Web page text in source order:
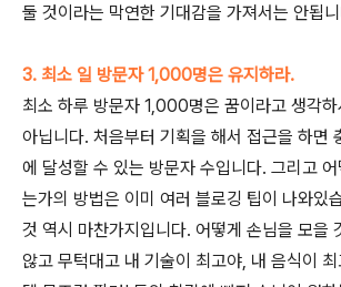
둘 것이라는 막연한 기대감을 가져서는 안됩
3. 최소 일 방문자 1,000명은 유지하라.
최소 하루 방문자 1,000명은 꿈이라고 생각
아닙니다. 처음부터 기획을 해서 접근을 하면
에 달성할 수 있는 방문자 수입니다. 그리고 어
는가의 방법은 이미 여러 블로깅 팁이 나와있
것 역시 마찬가지입니다. 어떻게 손님을 모을
않고 무턱대고 내 기술이 최고야, 내 음식이 최